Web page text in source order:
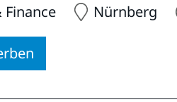
Finance Nürnberg